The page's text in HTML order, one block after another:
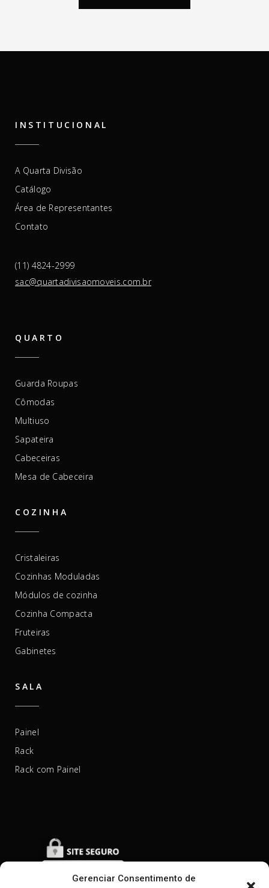
Gerenciar Consentimento de
INSTITUCIONAL
A Quarta Divisão
Catálogo
Área de Representantes
Contato
(11) 4824-2999
sac@quartadivisaomoveis.com.br
QUARTO
Guarda Roupas
Cômodas
Multiuso
Sapateira
Cabeceiras
Mesa de Cabeceira
COZINHA
Cristaleiras
Cozinhas Moduladas
Módulos de cozinha
Cozinha Compacta
Fruteiras
Gabinetes
SALA
Painel
Rack
Rack com Painel